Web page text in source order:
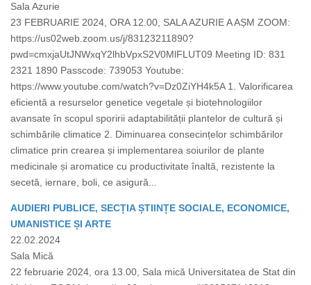
Sala Azurie
23 FEBRUARIE 2024, ORA 12.00, SALA AZURIE A AȘM ZOOM:
https://us02web.zoom.us/j/83123211890?
pwd=cmxjaUtJNWxqY2lhbVpxS2V0MlFLUT09 Meeting ID: 831
2321 1890 Passcode: 739053 Youtube:
https://www.youtube.com/watch?v=Dz0ZiYH4k5A 1. Valorificarea
eficientă a resurselor genetice vegetale și biotehnologiilor
avansate în scopul sporirii adaptabilității plantelor de cultură și
schimbările climatice 2. Diminuarea consecințelor schimbărilor
climatice prin crearea și implementarea soiurilor de plante
medicinale și aromatice cu productivitate înaltă, rezistente la
secetă, iernare, boli, ce asigură...
AUDIERI PUBLICE, SECȚIA ȘTIINȚE SOCIALE, ECONOMICE,
UMANISTICE ȘI ARTE
22.02.2024
Sala Mică
22 februarie 2024, ora 13.00, Sala mică Universitatea de Stat din